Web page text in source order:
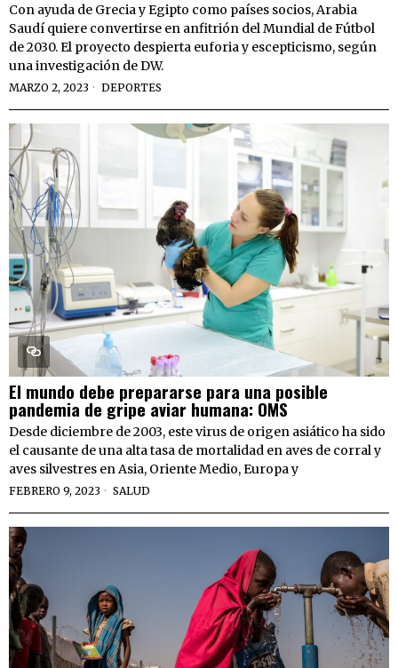
Con ayuda de Grecia y Egipto como países socios, Arabia
Saudí quiere convertirse en anfitrión del Mundial de Fútbol
de 2030. El proyecto despierta euforia y escepticismo, según
una investigación de DW.
MARZO 2, 2023 DEPORTES
El mundo debe prepararse para una posible
pandemia de gripe aviar humana: OMS
Desde diciembre de 2003, este virus de origen asiático ha sido
el causante de una alta tasa de mortalidad en aves de corral y
aves silvestres en Asia, Oriente Medio, Europa y
FEBRERO 9, 2023 SALUD